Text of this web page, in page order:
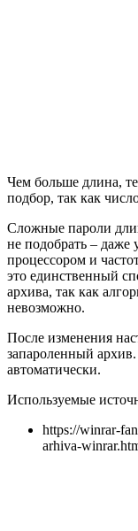
Чем больше длина,
подбор, так как
Сложные пароли
не подобрать – даже
процессором и
это единственный
архива, так как
невозможно.
После изменения
запароленный
автоматически.
Используемые
https://winrar-
arhiva-